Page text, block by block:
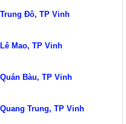
Đô, TP Vinh
Mao, TP Vinh
Bàu, TP Vinh
Trung, TP Vinh